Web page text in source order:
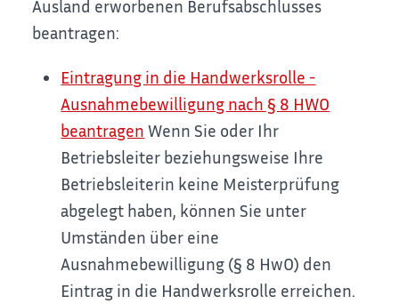
Ausland erworbenen Berufsabschlusses
beantragen:
Eintragung in die Handwerksrolle -
Ausnahmebewilligung nach § 8 HWO
beantragen Wenn Sie oder Ihr
Betriebsleiter beziehungsweise Ihre
Betriebsleiterin keine Meisterprüfung
abgelegt haben, können Sie unter
Umständen über eine
Ausnahmebewilligung (§ 8 HwO) den
Eintrag in die Handwerksrolle erreichen.